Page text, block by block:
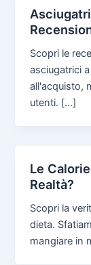
Scopri le
asciugatrici
all'acquisto,
utenti. […]
Le
Realtà?
Scopri la
dieta.
mangiare in